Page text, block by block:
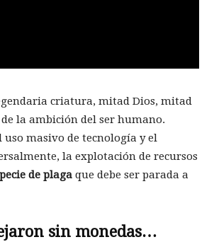
criatura, mitad Dios, mitad
la ambición del ser humano.
masivo de tecnología y el
la explotación de recursos
de plaga que debe ser parada a
sin monedas…